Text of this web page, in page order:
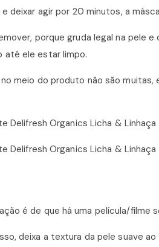
deixar agir por 20 minutos, a
porque gruda legal na pele
até ele estar limpo.
meio do produto não são
é de que há uma película/filme
deixa a textura da pele suave